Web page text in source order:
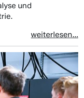
und
weiterlesen...